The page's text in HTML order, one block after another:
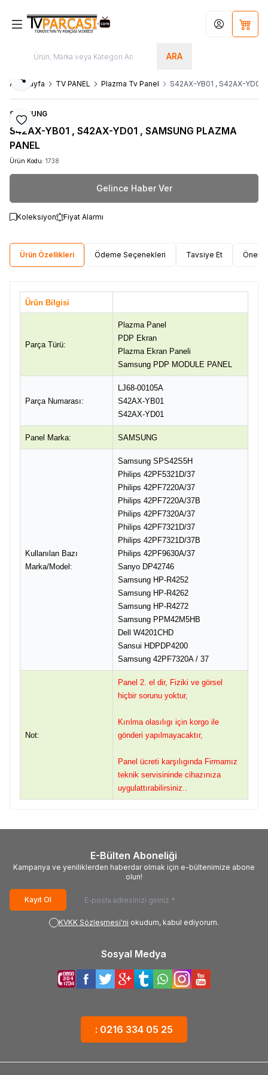
ARA
Hesabım
Ana Sayfa TV PANEL Plazma Tv Panel S42AX-YB01 , S42AX-YD01
Favoriye Ekle
Paylaş
SAMSUNG
S42AX-YB01 , S42AX-YD01 , SAMSUNG PLAZMA
PANEL
Ürün Kodu: 1738
Gelince Haber Ver
Koleksiyon Fiyat Alarmı
Ürün Özellikleri Ödeme Seçenekleri Tavsiye Et Öneri
Ürün Bilgisi
Parça Türü:
Plazma Panel
PDP Ekran
Plazma Ekran Paneli
Samsung PDP MODULE PANEL
Parça Numarası:
LJ68-00105A
S42AX-YB01
S42AX-YD01
Panel Marka: SAMSUNG
Kullanılan Bazı
Marka/Model:
Samsung SPS42S5H
Philips 42PF5321D/37
Philips 42PF7220A/37
Philips 42PF7220A/37B
Philips 42PF7320A/37
Philips 42PF7321D/37
Philips 42PF7321D/37B
Philips 42PF9630A/37
Sanyo DP42746
Samsung HP-R4252
Samsung HP-R4262
Samsung HP-R4272
Samsung PPM42M5HB
Dell W4201CHD
Sansui HDPDP4200
Samsung 42PF7320A / 37
Not:
Panel 2. el dir, Fiziki ve görsel
hiçbir sorunu yoktur,
Kırılma olasılıgı için korgo ile
gönderi yapılmayacaktır,
Panel ücreti karşılıgında Firmamız
teknik servisininde cihazınıza
uygulattırabilirsiniz..
E-Bülten Aboneliği
Kampanya ve yeniliklerden haberdar olmak için e-bültenimize abone
olun!
Kayıt Ol
KVKK Sözleşmesi'ni okudum, kabul ediyorum.
Sosyal Medya
: 0216 334 05 25